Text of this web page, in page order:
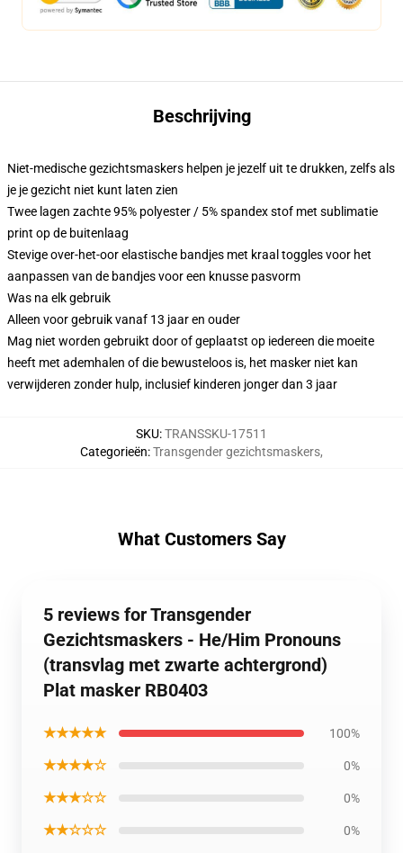
Beschrijving
Niet-medische gezichtsmaskers helpen je jezelf uit te drukken, zelfs als
je je gezicht niet kunt laten zien
Twee lagen zachte 95% polyester / 5% spandex stof met sublimatie
print op de buitenlaag
Stevige over-het-oor elastische bandjes met kraal toggles voor het
aanpassen van de bandjes voor een knusse pasvorm
Was na elk gebruik
Alleen voor gebruik vanaf 13 jaar en ouder
Mag niet worden gebruikt door of geplaatst op iedereen die moeite
heeft met ademhalen of die bewusteloos is, het masker niet kan
verwijderen zonder hulp, inclusief kinderen jonger dan 3 jaar
SKU:TRANSSKU-17511
Categorieën:Transgender gezichtsmaskers,
What Customers Say
5 reviews for Transgender
Gezichtsmaskers - He/Him Pronouns
(transvlag met zwarte achtergrond)
Plat masker RB0403
★★★★★ 100%
★★★★☆ 0%
★★★☆☆ 0%
★★☆☆☆ 0%